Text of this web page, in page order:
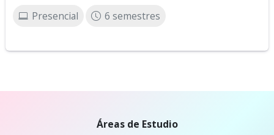
Presencial 6 semestres
Áreas de Estudio